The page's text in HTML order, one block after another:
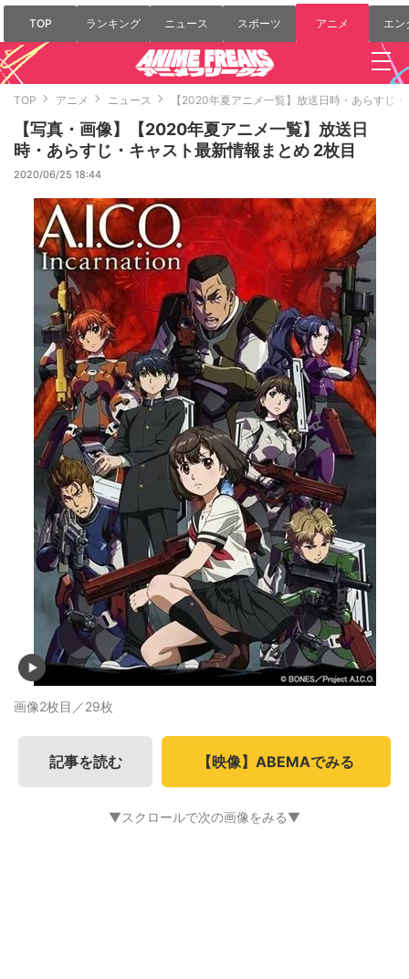
TOP ランキング ニュース スポーツ アニメ エン
TOP アニメ ニュース 【2020年夏アニメ一覧】放送日時・あらすじ
【写真・画像】【2020年夏アニメ一覧】放送日
時・あらすじ・キャスト最新情報まとめ 2枚目
2020/06/25 18:44
画像2枚目／29枚
記事を読む 【映像】ABEMAでみる
▼スクロールで次の画像をみる▼